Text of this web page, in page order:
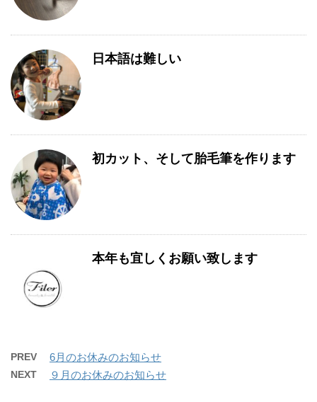
日本語は難しい
初カット、そして胎毛筆を作ります
本年も宜しくお願い致します
PREV 6月のお休みのお知らせ
NEXT ９月のお休みのお知らせ